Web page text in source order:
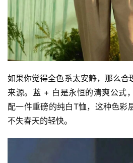
如果你觉得全色系太安静，那么合
来源。蓝 + 白是永恒的清爽公式
配一件重磅的纯白T恤，这种色彩
不失春天的轻快。